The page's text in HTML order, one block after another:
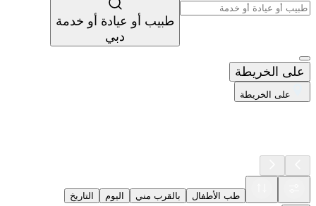
طبيب أو عيادة أو خدمة
دبي
على الخريطة
على الخريطة
طب الأطفال بالقرب مني اليوم
التاريخ